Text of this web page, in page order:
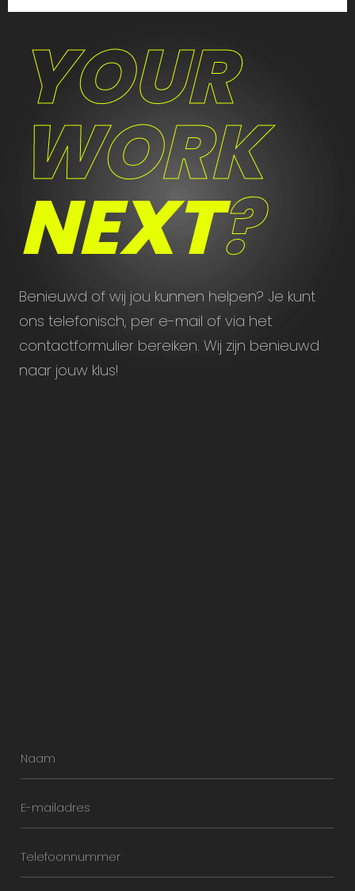
YOUR
WORK
NEXT?
Benieuwd of wij jou kunnen helpen? Je kunt
ons telefonisch, per e-mail of via het
contactformulier bereiken. Wij zijn benieuwd
naar jouw klus!